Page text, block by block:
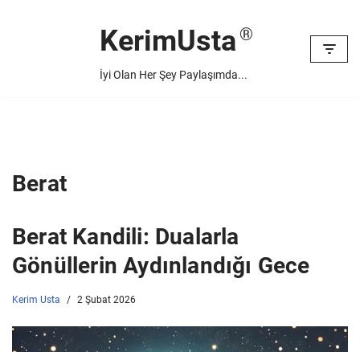
KerimUsta
İyi Olan Her Şey Paylaşımda...
Berat
Berat Kandili: Dualarla
Gönüllerin Aydınlandığı Gece
Kerim Usta 2 Şubat 2026